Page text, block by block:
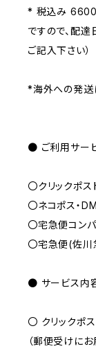
* 税込み 6600
ですので、配達
ご記入下さい）
*海外への発送
● ご利用サー
〇クリックポス
〇ネコポス・
〇宅急便コン
〇宅急便(佐川
● サービス内
〇 クリックポス
（郵便受けに